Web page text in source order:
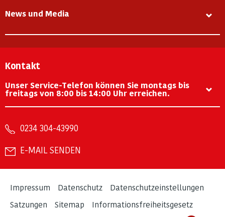
News und Media
Kontakt
Unser Service-Telefon können Sie montags bis
freitags von 8:00 bis 14:00 Uhr erreichen.
0234 304-43990
E-MAIL SENDEN
Impressum Datenschutz
Datenschutzeinstellungen
Satzungen
Sitemap
Informationsfreiheitsgesetz